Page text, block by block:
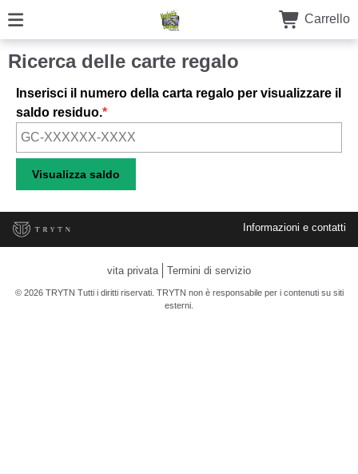
Carrello
Ricerca delle carte regalo
Inserisci il numero della carta regalo per visualizzare il
saldo residuo.
Informazioni e contatti
vita privata Termini di servizio
© 2026 TRYTN Tutti i diritti riservati. TRYTN non è responsabile per i contenuti su siti
esterni.